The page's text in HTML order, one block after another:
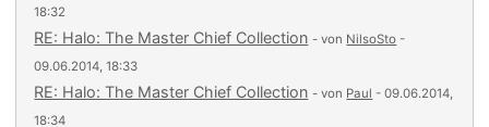
18:32
RE: Halo: The Master Chief Collection - von NilsoSto -
09.06.2014, 18:33
RE: Halo: The Master Chief Collection - von Paul - 09.06.2014,
18:34